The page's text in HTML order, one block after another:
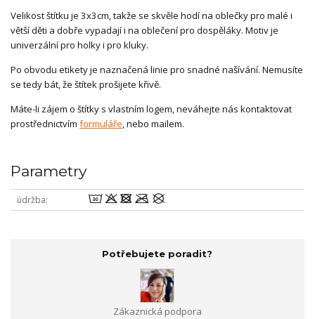
Velikost štítku je 3x3cm, takže se skvěle hodí na oblečky pro malé i
větší děti a dobře vypadají i na oblečení pro dospěláky. Motiv je
univerzální pro holky i pro kluky.
Po obvodu etikety je naznačená linie pro snadné našívání. Nemusíte
se tedy bát, že štítek prošijete křivě.
Máte-li zájem o štítky s vlastním logem, neváhejte nás kontaktovat
prostřednictvím formuláře, nebo mailem.
Parametry
údržba wodmU
Potřebujete poradit?
Zákaznická podpora